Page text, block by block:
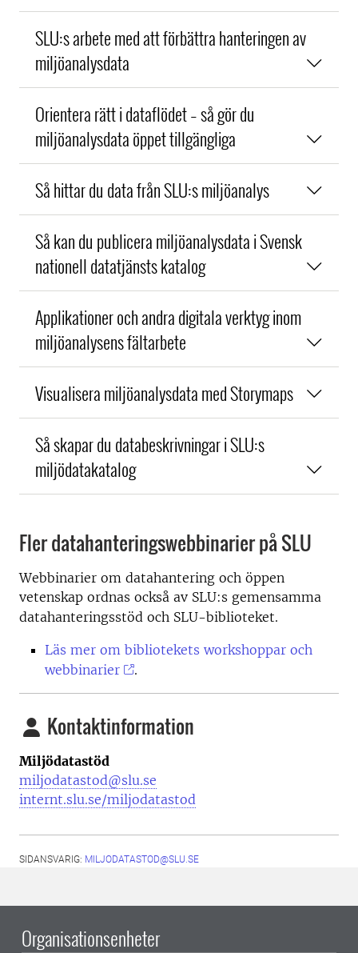
SLU:s arbete med att förbättra hanteringen av
miljöanalysdata
Orientera rätt i dataflödet – så gör du
miljöanalysdata öppet tillgängliga
Så hittar du data från SLU:s miljöanalys
Så kan du publicera miljöanalysdata i Svensk
nationell datatjänsts katalog
Applikationer och andra digitala verktyg inom
miljöanalysens fältarbete
Visualisera miljöanalysdata med Storymaps
Så skapar du databeskrivningar i SLU:s
miljödatakatalog
Fler datahanteringswebbinarier på SLU
Webbinarier om datahantering och öppen
vetenskap ordnas också av SLU:s gemensamma
datahanteringsstöd och SLU-biblioteket.
Läs mer om bibliotekets workshoppar och
webbinarier
.
Kontaktinformation
Miljödatastöd
miljodatastod@slu.se
internt.slu.se/miljodatastod
SIDANSVARIG: MILJODATASTOD@SLU.SE
Organisationsenheter